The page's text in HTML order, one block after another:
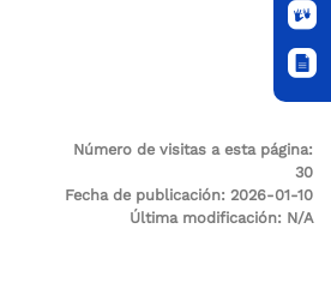
Número de visitas a esta página:
30
Fecha de publicación: 2026-01-10
Última modificación: N/A